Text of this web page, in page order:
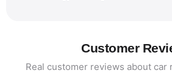
Customer
Real customer reviews about car